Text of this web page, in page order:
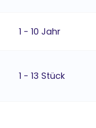
1 - 10 Jahr
1 - 13 Stück